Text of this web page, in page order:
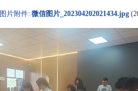
图片附件:微信图片_202304202021434.jpg